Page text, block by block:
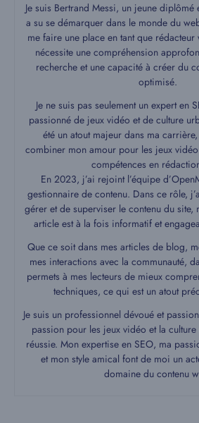
Je suis Bertrand Messi, un jeune
a su se démarquer dans le monde du
me faire une place en tant que
nécessite une compréhension
recherche et une capacité à créer du
optimisé.
Je ne suis pas seulement un expert en
passionné de jeux vidéo et de culture
été un atout majeur dans ma
combiner mon amour pour les jeux
compétences en
En 2023, j’ai rejoint l’équipe
gestionnaire de contenu. Dans ce rôle,
gérer et de superviser le contenu du site,
article est à la fois informatif et
Que ce soit dans mes articles de blog,
mes interactions avec la communauté,
permets à mes lecteurs de mieux
techniques, ce qui est un atout
Je suis un professionnel dévoué et
passion pour les jeux vidéo et la
réussie. Mon expertise en SEO, ma
et mon style amical font de moi un
domaine du contenu